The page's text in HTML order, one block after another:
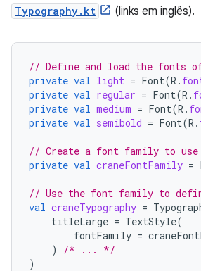
Typography.kt (links em inglês).
// Define and load the fonts
private val light = Font(R .
private val regular = Font(R .
private val medium = Font(R .
private val semibold = Font(R .
// Create a font family to use
private val craneFontFamily =
// Use the font family to
val craneTypography =
titleLarge = TextStyle(
fontFamily =
)
/* ... */
)